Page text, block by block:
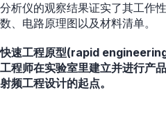
分析仪的观察结果证实了其工作
数、电路原理图以及材料清单。
快速工程原型(rapid
工程师在实验室里建立并进行产
射频工程设计的起点。